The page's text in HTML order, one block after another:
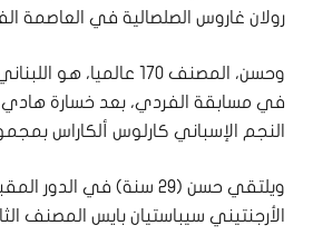
رولان غاروس الصلصالية في العاصمة
وحسن، المصنف 170 عالميا،
في مسابقة الفردي، بعد خسارة هادي
النجم الإسباني كارلوس ألكاراس
ويلتقي حسن (29 سنة) في الدور
الأرجنتيني سيباستيان بايس المصنف